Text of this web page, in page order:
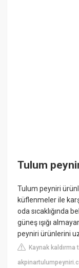
Tulum
Tulum peyniri
küflenmeler ile
oda sıcaklığında
güneş ışığı
peyniri ürünlerini
Kaynak kaldırma